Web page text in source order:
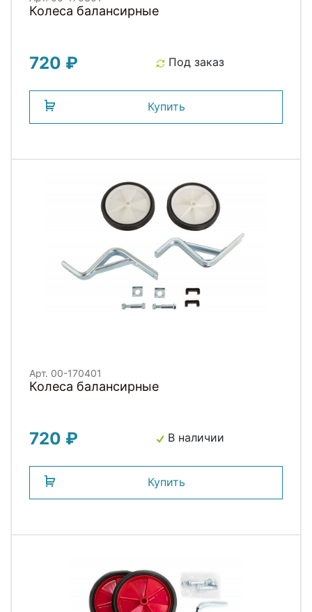
Колеса балансирные
720 ₽ Под заказ
Купить
Арт. 00-170401
Колеса балансирные
720 ₽ В наличии
Купить